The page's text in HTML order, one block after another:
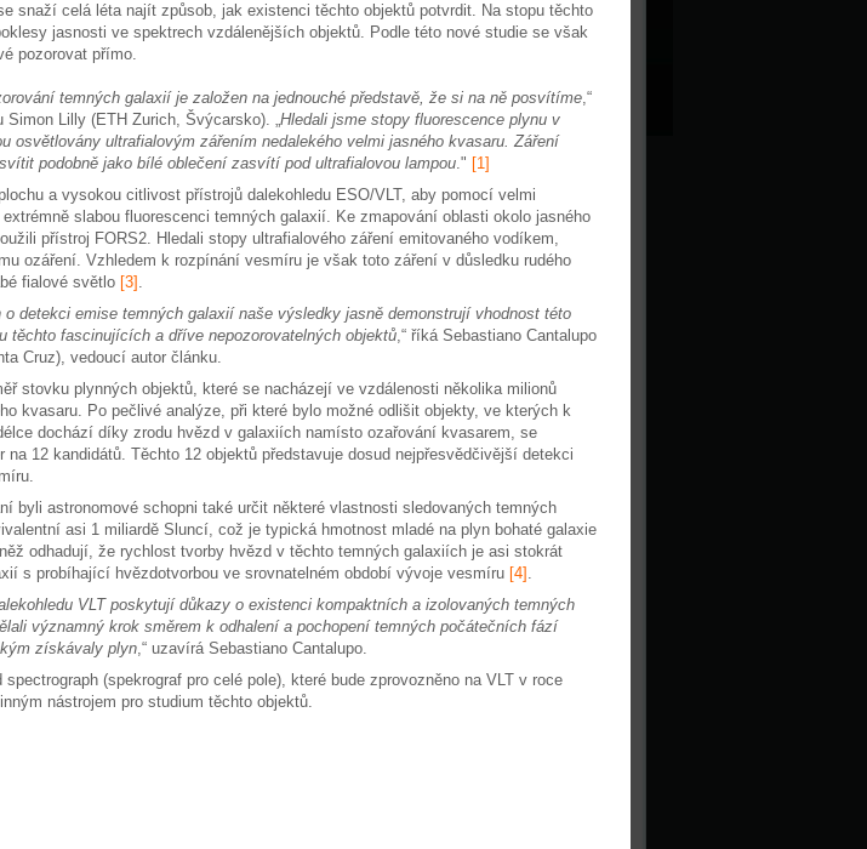
snaží celá léta najít způsob, jak existenci těchto objektů potvrdit. Na stopu těchto
jasnosti ve spektrech vzdálenějších objektů. Podle této nové studie se však
pozorovat přímo.
temných galaxií je založen na jednouché představě, že si na ně posvítíme,“
Lilly (ETH Zurich, Švýcarsko). „Hledali jsme stopy fluorescence plynu v
osvětlovány ultrafialovým zářením nedalekého velmi jasného kvasaru. Záření
podobně jako bílé oblečení zasvítí pod ultrafialovou lampou." [1]
a vysokou citlivost přístrojů dalekohledu ESO/VLT, aby pomocí velmi
slabou fluorescenci temných galaxií. Ke zmapování oblasti okolo jasného
přístroj FORS2. Hledali stopy ultrafialového záření emitovaného vodíkem,
ozáření. Vzhledem k rozpínání vesmíru je však toto záření v důsledku rudého
fialové světlo [3] .
detekci emise temných galaxií naše výsledky jasně demonstrují vhodnost této
těchto fascinujících a dříve nepozorovatelných objektů,“ říká Sebastiano Cantalupo
Cruz), vedoucí autor článku.
stovku plynných objektů, které se nacházejí ve vzdálenosti několika milionů
kvasaru. Po pečlivé analýze, při které bylo možné odlišit objekty, ve kterých k
dochází díky zrodu hvězd v galaxiích namísto ozařování kvasarem, se
na 12 kandidátů. Těchto 12 objektů představuje dosud nejpřesvědčivější detekci
byli astronomové schopni také určit některé vlastnosti sledovaných temných
asi 1 miliardě Sluncí, což je typická hmotnost mladé na plyn bohaté galaxie
odhadují, že rychlost tvorby hvězd v těchto temných galaxiích je asi stokrát
s probíhající hvězdotvorbou ve srovnatelném období vývoje vesmíru [4] .
VLT poskytují důkazy o existenci kompaktních a izolovaných temných
významný krok směrem k odhalení a pochopení temných počátečních fází
získávaly plyn,“ uzavírá Sebastiano Cantalupo.
(spekrograf pro celé pole), které bude zprovozněno na VLT v roce
nástrojem pro studium těchto objektů.